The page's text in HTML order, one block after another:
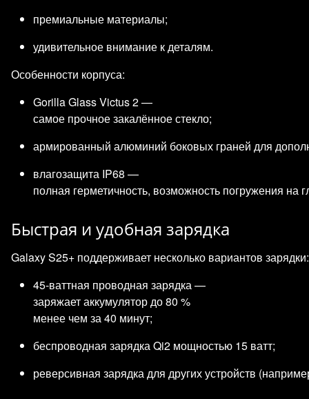
премиальные материалы;
удивительное внимание к деталям.
Особенности корпуса:
Gorilla Glass Victus 2 —
самое прочное закалённое стекло;
армированный алюминий боковых граней для
влагозащита IP68 —
полная герметичность, возможность погружения на
Быстрая и удобная зарядка
Galaxy S25+ поддерживает несколько вариантов зарядки:
45‑ваттная проводная зарядка —
заряжает аккумулятор до 80 %
менее чем за 40 минут;
беспроводная зарядка Qi2 мощностью 15 ватт;
реверсивная зарядка для других устройств